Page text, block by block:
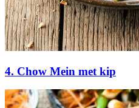
4. Chow Mein met kip